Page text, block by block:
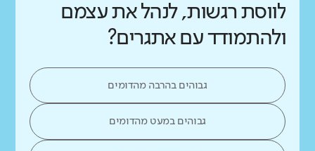
לווסת רגשות, לנהל את עצמם
ולהתמודד עם אתגרים?
גבוהים בהרבה מהדומים
גבוהים במעט מהדומים